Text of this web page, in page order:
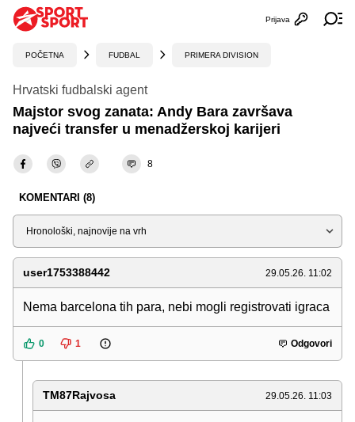
Otvori
Prijava
POČETNA FUDBAL PRIMERA DIVISION
Hrvatski fudbalski agent
Majstor svog zanata: Andy Bara završava
najveći transfer u menadžerskoj karijeri
8
KOMENTARI (8)
Sortiraj
user1753388442 29.05.26. 11:02
Nema barcelona tih para, nebi mogli registrovati igraca
0 1 Odgovori
TM87Rajvosa 29.05.26. 11:03